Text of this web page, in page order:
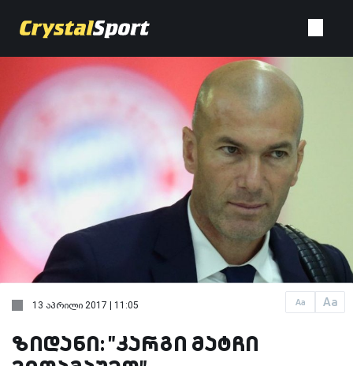
Aa Aa
13 აპრილი 2017 | 11:05
ზიდანი: "კარგი მატჩი